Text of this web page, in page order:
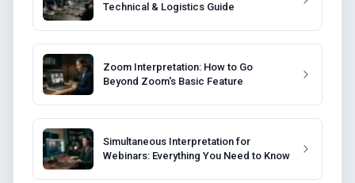
Technical & Logistics Guide
Zoom Interpretation: How to Go
Beyond Zoom's Basic Feature
Simultaneous Interpretation for
Webinars: Everything You Need to Know